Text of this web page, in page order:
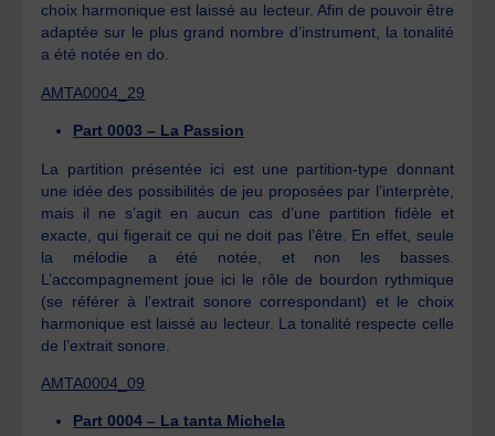
choix harmonique est laissé au lecteur. Afin de pouvoir être
adaptée sur le plus grand nombre d’instrument, la tonalité
a été notée en do.
AMTA0004_29
Part 0003 – La Passion
La partition présentée ici est une partition-type donnant
une idée des possibilités de jeu proposées par l’interprète,
mais il ne s’agit en aucun cas d’une partition fidèle et
exacte, qui figerait ce qui ne doit pas l’être. En effet, seule
la mélodie a été notée, et non les basses.
L’accompagnement joue ici le rôle de bourdon rythmique
(se référer à l’extrait sonore correspondant) et le choix
harmonique est laissé au lecteur. La tonalité respecte celle
de l’extrait sonore.
AMTA0004_09
Part 0004 – La tanta Michela